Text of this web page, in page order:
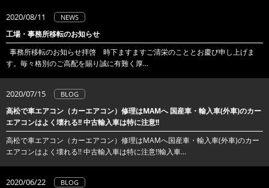
2020/08/11 NEWS
工場・事務所移転のお知らせ
事務所移転のお知らせ拝啓 時下ますますご清栄のこととお慶び申し上げま
す。毎々格別のご高配を賜り誠に有難く厚...
2020/07/15 BLOG
高松で車エアコン（カーエアコン）修理はMAMへ 国産車・輸入車(外車)のカー
エアコンはよく壊れる!! 中古輸入車は特に注意!!
高松で車エアコン（カーエアコン）修理はMAMへ国産車・輸入車(外車)のカー
エアコンはよく壊れる!! 中古輸入車は特に注意!!輸入車...
2020/06/22 BLOG